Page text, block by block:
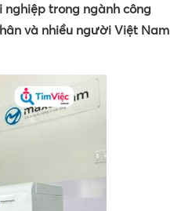
nghiệp trong ngành công
và nhiều người Việt Nam